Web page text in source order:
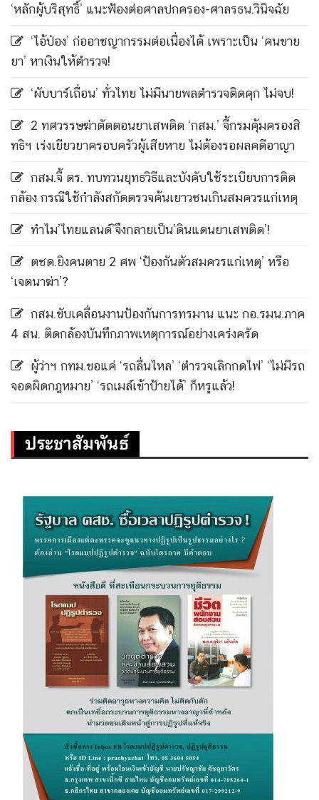
‘หลักผู้บริสุทธิ์’ แนะฟ้องต่อศาลปกครอง-ศาลรธน.วินิจฉัย
‘ไอ้ป๋อง’ ก่ออาชญากรรมต่อเนื่องได้ เพราะเป็น ‘คนขาย
ยา’ หาเงินให้ตำรวจ!
‘ผับบาร์เถื่อน’ ทั่วไทย ไม่มีนายพลตำรวจติดคุก ไม่จบ!
2 ทศวรรษฆ่าตัดตอนยาเสพติด ‘กสม.’ จี้กรมคุ้มครองสิ
ทธิฯ เร่งเยียวยาครอบครัวผู้เสียหาย ไม่ต้องรอผลคดีอาญา
กสม.จี้ ตร. ทบทวนยุทธวิธีและบังคับใช้ระเบียบการติด
กล้อง กรณีใช้กำลังสกัดตรวจค้นเยาวชนเกินสมควรแก่เหตุ
ทำไม’ไทยแลนด์’จึงกลายเป็น’ดินแดนยาเสพติด’!
ตชด.ยิงคนตาย 2 ศพ ‘ป้องกันตัวสมควรแก่เหตุ’ หรือ
‘เจตนาฆ่า’?
กสม.ขับเคลื่อนงานป้องกันการทรมาน แนะ กอ.รมน.ภาค
4 สน. ติดกล้องบันทึกภาพเหตุการณ์อย่างเคร่งครัด
ผู้ว่าฯ กทม.ขอแค่ ‘รถลื่นไหล’ ‘ตำรวจเลิกกดไฟ’ ‘ไม่มีรถ
จอดผิดกฎหมาย’ ‘รถเมล์เข้าป้ายได้’ ก็หรูแล้ว!
ประชาสัมพันธ์